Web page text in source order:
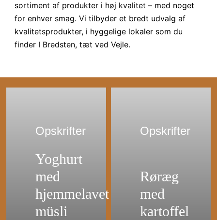
sortiment af produkter i høj kvalitet – med noget
for enhver smag. Vi tilbyder et bredt udvalg af
kvalitetsprodukter, i hyggelige lokaler som du
finder I Bredsten, tæt ved Vejle.
Opskrifter
Yoghurt
med
hjemmelavet
müsli
Opskrifter
Røræg
med
kartoffel